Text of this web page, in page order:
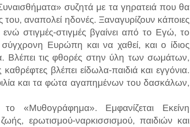
συζητά με τα γηρατειά που θα
αναπολεί ηδονές. Ξαναγυρίζουν κάποιες
στιγμές-στιγμές βγαίνει από το Εγώ, το
Ευρώπη και να χαθεί, και ο ίδιος
Βλέπει τις φθορές στην ύλη των σωμάτων,
βλέπει είδωλα-παιδιά και εγγόνια.
και τα φώτα αγαπημένων του δασκάλων,
«Μυθογράφημα». Εμφανίζεται Εκείνη
ερωτισμού-ναρκισσισμού, παιδιών και